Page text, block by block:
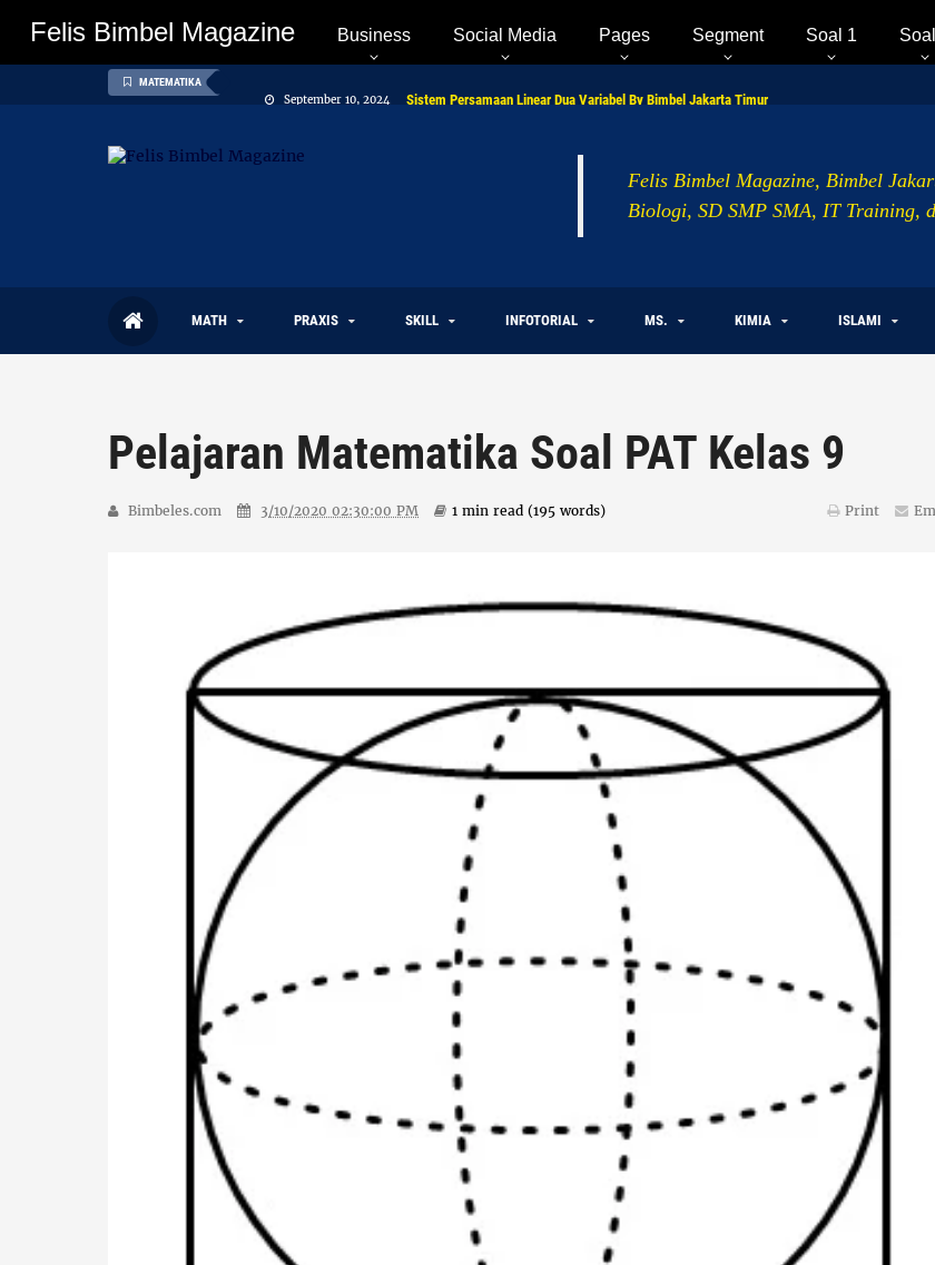
Felis Bimbel Magazine Business Social Media Pages Segment Soal 1
MATEMATIKA
Turunan Fungsi by Bimbel Jakarta TimurFelis Bimbel Magazine, Bimbel
Biologi, SD SMP SMA, IT Training,
MATH PRAXIS SKILL INFOTORIAL MS. KIMIA ISLAMI
Pelajaran Matematika Soal PAT Kelas 9
Bimbeles.com 3/10/2020 02:30:00 PM 1 min read (195 words) Print